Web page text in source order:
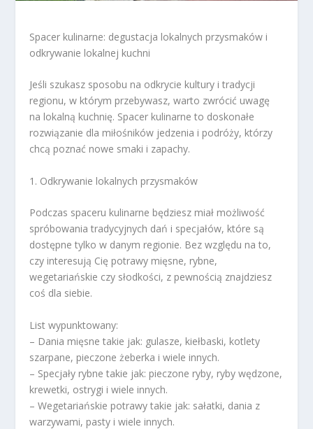
Spacer kulinarne: degustacja lokalnych przysmaków i
odkrywanie lokalnej kuchni
Jeśli szukasz sposobu na odkrycie kultury i tradycji
regionu, w którym przebywasz, warto zwrócić uwagę
na lokalną kuchnię. Spacer kulinarne to doskonałe
rozwiązanie dla miłośników jedzenia i podróży, którzy
chcą poznać nowe smaki i zapachy.
1. Odkrywanie lokalnych przysmaków
Podczas spaceru kulinarne będziesz miał możliwość
spróbowania tradycyjnych dań i specjałów, które są
dostępne tylko w danym regionie. Bez względu na to,
czy interesują Cię potrawy mięsne, rybne,
wegetariańskie czy słodkości, z pewnością znajdziesz
coś dla siebie.
List wypunktowany:
– Dania mięsne takie jak: gulasze, kiełbaski, kotlety
szarpane, pieczone żeberka i wiele innych.
– Specjały rybne takie jak: pieczone ryby, ryby wędzone,
krewetki, ostrygi i wiele innych.
– Wegetariańskie potrawy takie jak: sałatki, dania z
warzywami, pasty i wiele innych.